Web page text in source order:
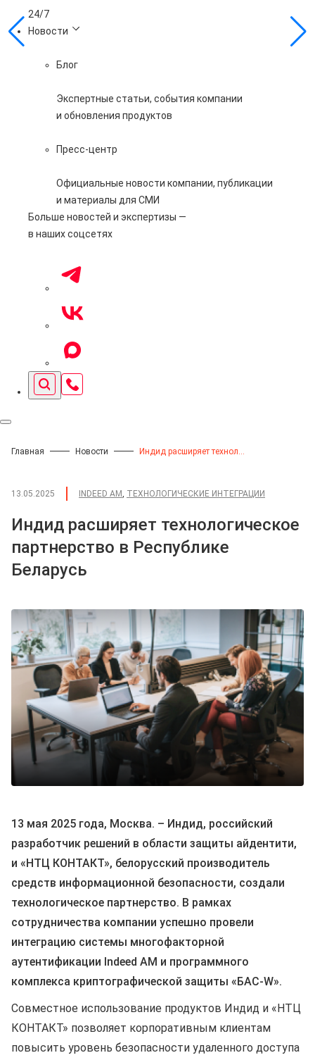
24/7
Новости
Блог
Экспертные статьи, события компании
и обновления продуктов
Пресс-центр
Официальные новости компании, публикации
и материалы для СМИ
Больше новостей и экспертизы —
в наших соцсетях
Главная Новости
13.05.2025 INDEED AM ТЕХНОЛОГИЧЕСКИЕ ИНТЕГРАЦИИ
Индид расширяет технологическое
партнерство в Республике
Беларусь
13 мая 2025 года, Москва. – Индид, российский
разработчик решений в области защиты айдентити,
и «НТЦ КОНТАКТ», белорусский производитель
средств информационной безопасности, создали
технологическое партнерство. В рамках
сотрудничества компании успешно провели
интеграцию системы многофакторной
аутентификации Indeed AM и программного
комплекса криптографической защиты «БАС‑W».
Совместное использование продуктов Индид и «НТЦ
КОНТАКТ» позволяет корпоративным клиентам
повысить уровень безопасности удаленного доступа